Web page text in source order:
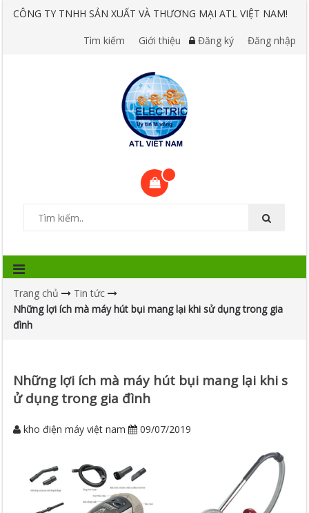
CÔNG TY TNHH SẢN XUẤT VÀ THƯƠNG MẠI ATL VIỆT NAM!
Tìm kiếm Giới thiệu Đăng ký Đăng nhập
Trang chủ
Tin tức
Những lợi ích mà máy hút bụi mang lại khi sử dụng trong gia
đình
Những lợi ích mà máy hút bụi mang lại khi s
ử dụng trong gia đình
kho điện máy việt nam 09/07/2019